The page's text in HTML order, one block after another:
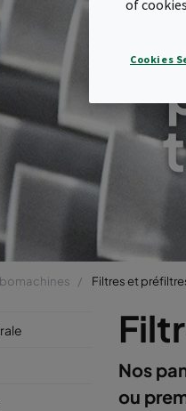
Filtres et
Nos
ou
of
Cookies